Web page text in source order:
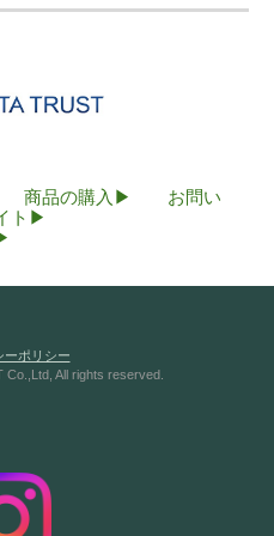
商品の購入 ▶ お問い
ト ▶
ーポリシー
All rights reserved.